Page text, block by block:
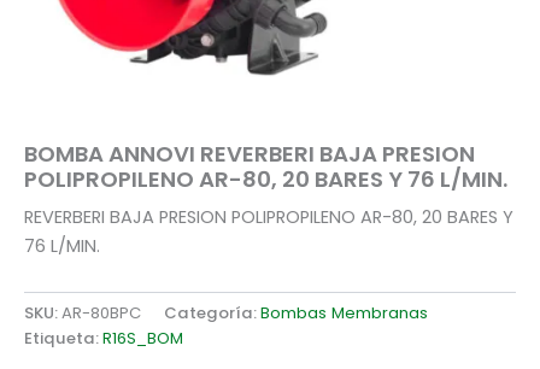
BOMBA ANNOVI REVERBERI BAJA PRESION
POLIPROPILENO AR-80, 20 BARES Y 76 L/MIN.
REVERBERI BAJA PRESION POLIPROPILENO AR-80, 20 BARES Y
76 L/MIN.
SKU:AR-80BPC Categoría:Bombas Membranas
Etiqueta:R16S_BOM